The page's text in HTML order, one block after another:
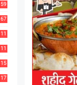
59
67
11
11
15
17